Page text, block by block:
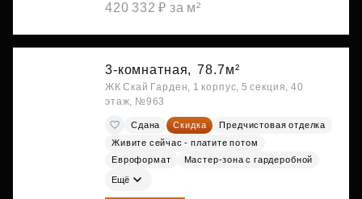
420 332 ₽ за м²
3-комнатная, 78.7м²
ЖК Скай Гарден, 1 корпус, 5 секция, 40
этаж, №963
Сдана Скидка
Предчистовая отделка
Живите сейчас - платите потом
Евроформат
Мастер-зона с гардеробной
Ещё